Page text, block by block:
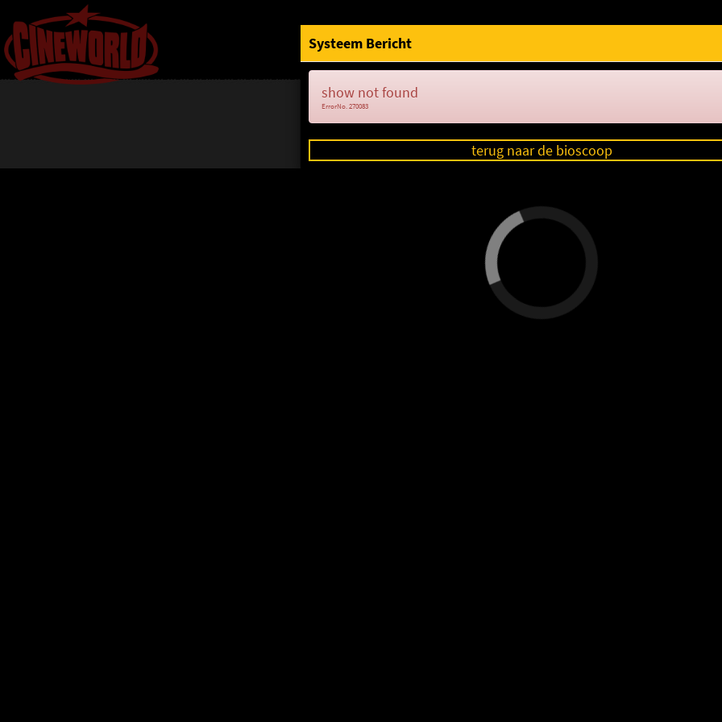
Systeem Bericht
show not found
ErrorNo. 270083
terug naar de bioscoop